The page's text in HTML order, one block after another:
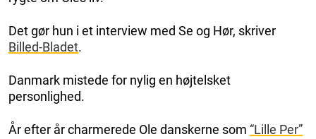
Det gør hun i et interview med Se og Hør, skriver
Billed-Bladet.
Danmark mistede for nylig en højtelsket
personlighed.
År efter år charmerede Ole danskerne som “Lille Per”